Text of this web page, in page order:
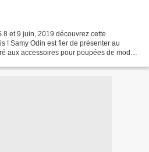
8 et 9 juin, 2019 découvrez cette
! Samy Odin est fier de présenter au
aux accessoires pour poupées de mode